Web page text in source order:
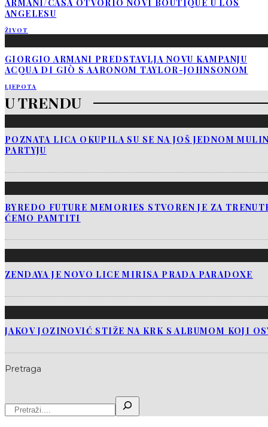
ARMANI/CASA OTVORIO NOVI BOUTIQUE U LOS
ANGELESU
ŽIVOT
GIORGIO ARMANI PREDSTAVLJA NOVU KAMPANJU
ACQUA DI GIÒ S AARONOM TAYLOR-JOHNSONOM
LJEPOTA
U TRENDU
POZNATA LICA OKUPILA SU SE NA JOŠ JEDNOM
PARTYJU
BYREDO FUTURE MEMORIES STVOREN JE ZA
ĆEMO PAMTITI
ZENDAYA JE NOVO LICE MIRISA PRADA PARADOXE
JAKOV JOZINOVIĆ STIŽE NA KRK S ALBUMOM KOJI
Pretraga